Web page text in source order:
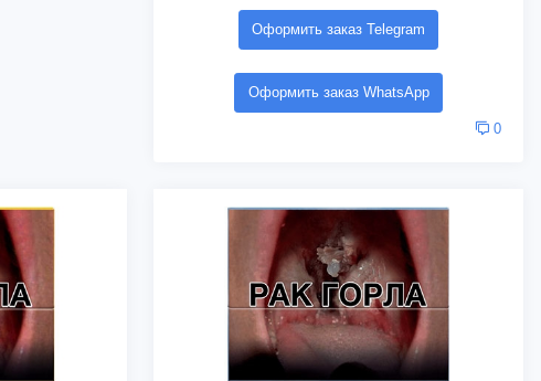
Оформить заказ Telegram
Оформить заказ WhatsApp
0